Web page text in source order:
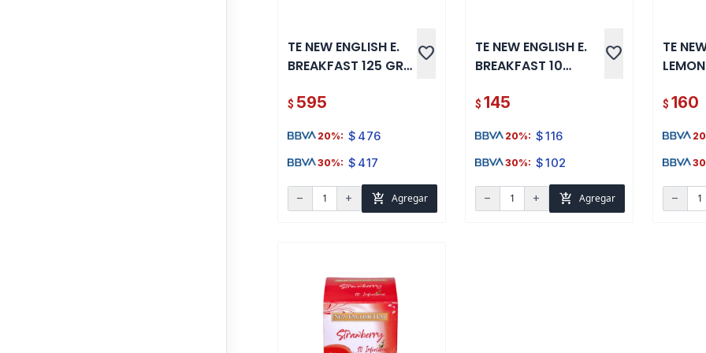
TE NEW ENGLISH E.
BREAKFAST 125 GR
favorite
$ 595
20%: $ 476
30%: $ 417
remove add add_shopping_cart Agregar
TE NEW ENGLISH E.
BREAKFAST 10
favorite
$ 145
20%: $116
30%: $102
remove add add_shopping_cart Agregar
TE
$ 160
remove